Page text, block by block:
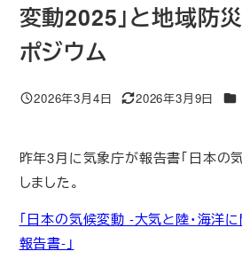
変動2025」と地域防
ポジウム
投稿日
2026年3月4日
更新日
2026年3月9日 カ
昨年3月に気象庁が報告書「日本の
しました。
「日本の気候変動 -大気と陸・海洋
報告書-」